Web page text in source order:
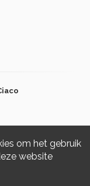
om het gebruik
website